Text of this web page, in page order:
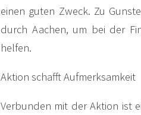
einen guten Zweck. Zu
durch Aachen, um bei der
helfen.
Aktion schafft Aufmerksamkeit
Verbunden mit der Aktion ist